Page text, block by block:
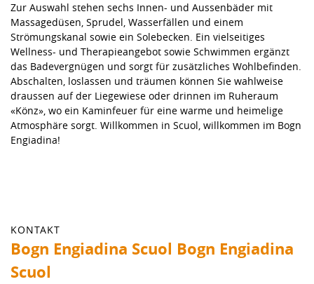
Zur Auswahl stehen sechs Innen- und Aussenbäder mit
Massagedüsen, Sprudel, Wasserfällen und einem
Strömungskanal sowie ein Solebecken. Ein vielseitiges
Wellness- und Therapieangebot sowie Schwimmen ergänzt
das Badevergnügen und sorgt für zusätzliches Wohlbefinden.
Abschalten, loslassen und träumen können Sie wahlweise
draussen auf der Liegewiese oder drinnen im Ruheraum
«Könz», wo ein Kaminfeuer für eine warme und heimelige
Atmosphäre sorgt. Willkommen in Scuol, willkommen im Bogn
Engiadina!
KONTAKT
Bogn Engiadina Scuol Bogn Engiadina
Scuol